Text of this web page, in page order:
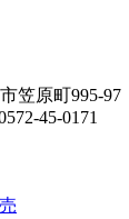
笠原町995-97
45-0171